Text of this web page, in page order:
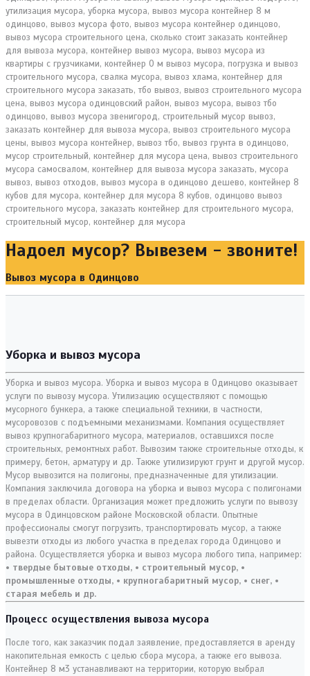
Надоел мусор? Вывезем - звоните!
Вывоз мусора в Одинцово
Уборка и вывоз мусора
Уборка и вывоз мусора. Уборка и вывоз мусора в Одинцово оказывает
услуги по вывозу мусора. Утилизацию осуществляют с помощью
мусорного бункера, а также специальной техники, в частности,
мусоровозов с подъемными механизмами. Компания осуществляет
вывоз крупногабаритного мусора, материалов, оставшихся после
строительных, ремонтных работ. Вывозим также строительные отходы, к
примеру, бетон, арматуру и др. Также утилизируют грунт и другой мусор.
Мусор вывозится на полигоны, предназначенные для утилизации.
Компания заключила договора на уборка и вывоз мусора с полигонами
в пределах области. Организация может предложить услуги по вывозу
мусора в Одинцовском районе Московской области. Опытные
профессионалы смогут погрузить, транспортировать мусор, а также
вывезти отходы из любого участка в пределах города Одинцово и
района. Осуществляется уборка и вывоз мусора любого типа, например:
• твердые бытовые отходы, • строительный мусор, •
промышленные отходы, • крупногабаритный мусор, • снег, •
старая мебель и др.
Процесс осуществления вывоза мусора
После того, как заказчик подал заявление, предоставляется в аренду
накопительная емкость с целью сбора мусора, а также его вывоза.
Контейнер 8 м3 устанавливают на территории, которую выбрал